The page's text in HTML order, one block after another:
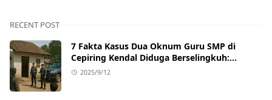
RECENT POST
7 Fakta Kasus Dua Oknum Guru SMP di
Cepiring Kendal Diduga Berselingkuh:
Kronologi, Pengakuan, hingga Sanksi
2025/9/12